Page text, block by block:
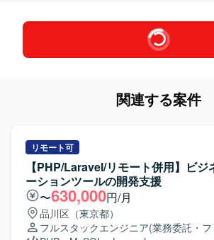
関連する案件
リモート可
【PHP/Laravel/リモート併用】ビジ
ーションツールの開発支援
〜630,000円/月
品川区（東京都）
フルスタックエンジニア(業務委託・